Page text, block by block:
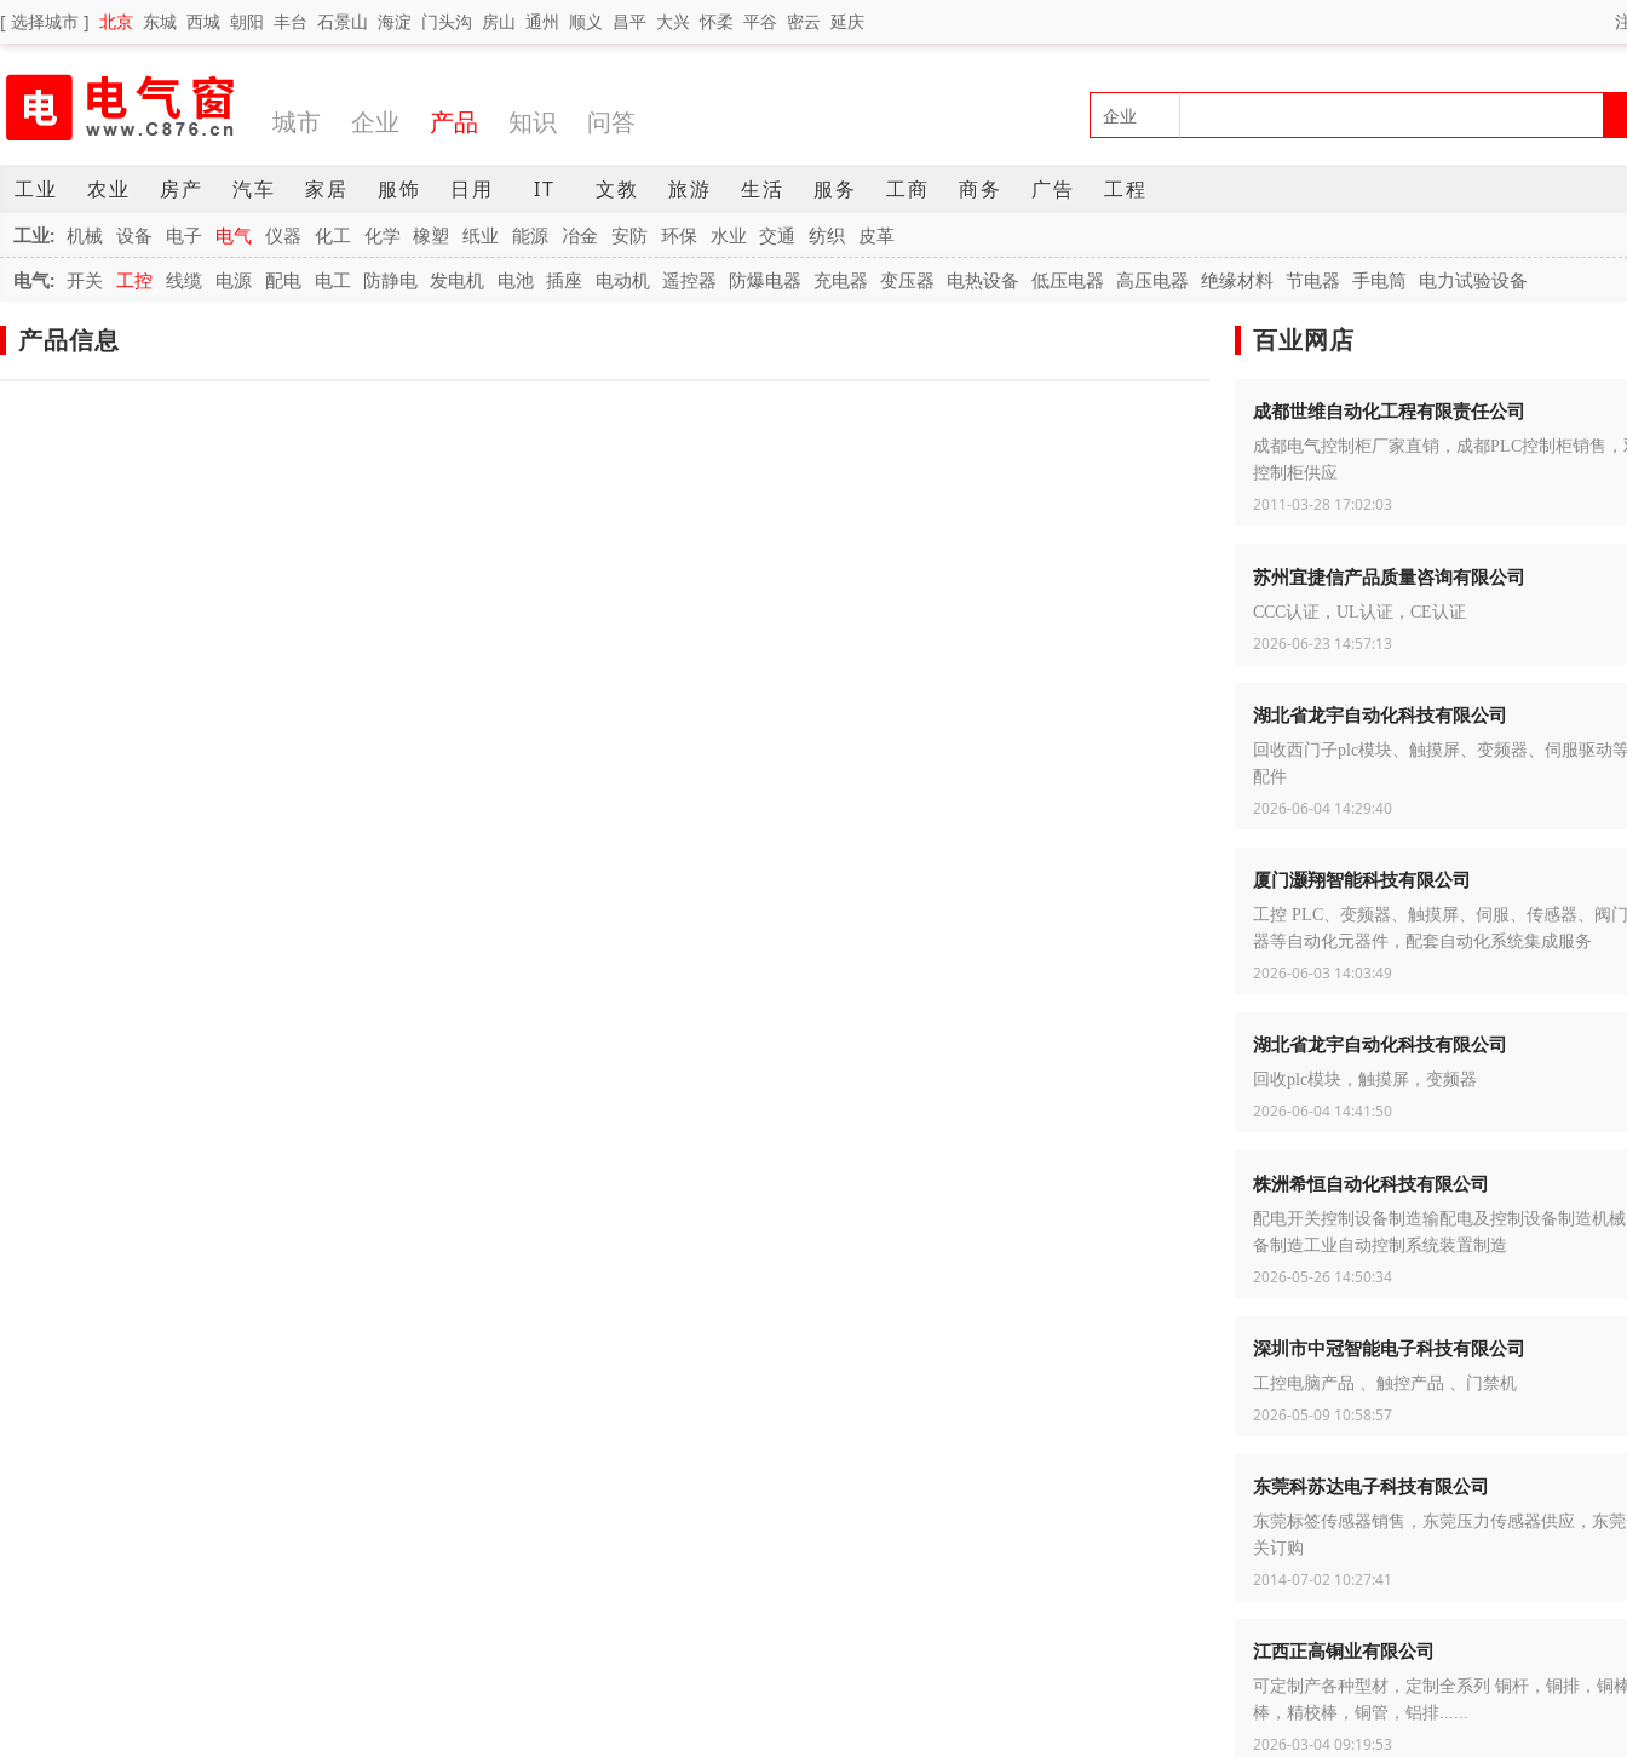
[ 选择城市 ] 北京 东城 西城 朝阳 丰台 石景山 海淀 门头沟 房山 通州 顺义 昌平 大兴 怀柔 平谷 密云 延庆
城市 企业 产品 知识 问答
工业 农业 房产 汽车 家居 服饰 日用 IT 文教 旅游 生活 服务 工商 商务 广告 工程
工业: 机械 设备 电子 电气 仪器 化工 化学 橡塑 纸业 能源 冶金 安防 环保 水业 交通 纺织
皮革
电气: 开关 工控 线缆 电源 配电 电工 防静电 发电机 电池 插座 电动机 遥控器 防爆电器 充电器 变压器 电热设备 低压电器 高压电器 绝缘材料 节电器 手电筒 电力试验设备
产品信息 百业网店
成都世维自动化工程有限责任公司
成都电气控制柜厂家直销，成都PLC控制柜销售
控制柜供应
2011-03-28 17:02:03
苏州宜捷信产品质量咨询有限公司
CCC认证，UL认证，CE认证
2026-06-23 14:57:13
湖北省龙宇自动化科技有限公司
回收西门子plc模块、触摸屏、变频器、伺服驱动
配件
2026-06-04 14:29:40
厦门灏翔智能科技有限公司
工控 PLC、变频器、触摸屏、伺服、传感器、阀
器等自动化元器件，配套自动化系统集成服务
2026-06-03 14:03:49
湖北省龙宇自动化科技有限公司
回收plc模块，触摸屏，变频器
2026-06-04 14:41:50
株洲希恒自动化科技有限公司
配电开关控制设备制造输配电及控制设备制造机
备制造工业自动控制系统装置制造
2026-05-26 14:50:34
深圳市中冠智能电子科技有限公司
工控电脑产品 、触控产品 、门禁机
2026-05-09 10:58:57
东莞科苏达电子科技有限公司
东莞标签传感器销售，东莞压力传感器供应，东
关订购
2014-07-02 10:27:41
江西正高铜业有限公司
可定制产各种型材，定制全系列 铜杆，铜排，铜
棒，精校棒，铜管，铝排......
2026-03-04 09:19:53